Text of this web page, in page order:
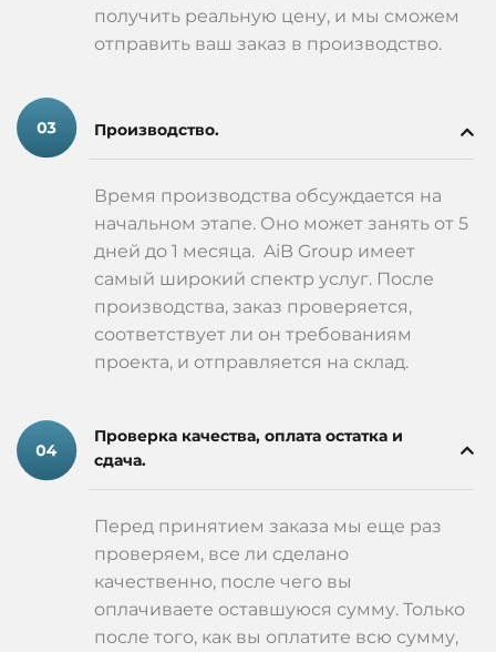
получить реальную цену, и мы сможем
отправить ваш заказ в производство.
Производство.
Время производства обсуждается на
начальном этапе. Оно может занять от 5
дней до 1 месяца. AiB Group имеет
самый широкий спектр услуг. После
производства, заказ проверяется,
соответствует ли он требованиям
проекта, и отправляется на склад.
Проверка качества, оплата остатка и
сдача.
Перед принятием заказа мы еще раз
проверяем, все ли сделано
качественно, после чего вы
оплачиваете оставшуюся сумму. Только
после того, как вы оплатите всю сумму,